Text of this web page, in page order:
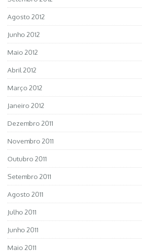
Agosto 2012
Junho 2012
Maio 2012
Abril 2012
Março 2012
Janeiro 2012
Dezembro 2011
Novembro 2011
Outubro 2011
Setembro 2011
Agosto 2011
Julho 2011
Junho 2011
Maio 2011